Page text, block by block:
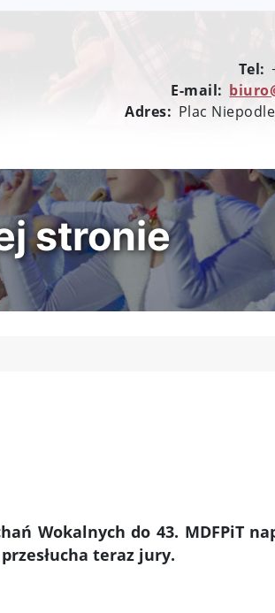
Tel:
E-mail:
Adres: Plac
stronie
Wokalnych do 43. MDFPiT
teraz jury.